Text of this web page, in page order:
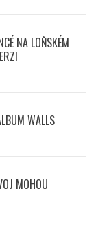
NA LOŇSKÉM
WALLS
MOHOU